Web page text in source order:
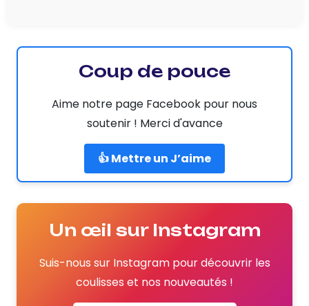
Coup de pouce
Aime notre page Facebook pour nous
soutenir ! Merci d'avance
👍 Mettre un J’aime
Un œil sur Instagram
Suis-nous sur Instagram pour découvrir les
coulisses et nos nouveautés !